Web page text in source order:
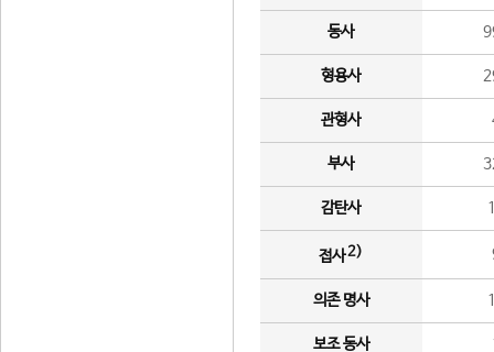
동사
형용사
관형사
부사
감탄사
접사2)
의존 명사
보조 동사